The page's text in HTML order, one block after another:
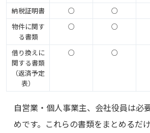
納税証明書 ○ ○
物件に関す
る書類
○ ○
借り換えに
関する書類
（返済予定
表）
○ ○
自営業・個人事業主、会社役員は必
めです。これらの書類をまとめるだ